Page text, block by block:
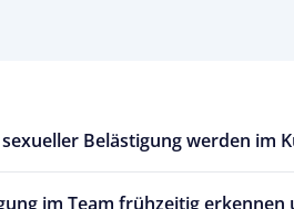
Belästigung werden im
im Team frühzeitig